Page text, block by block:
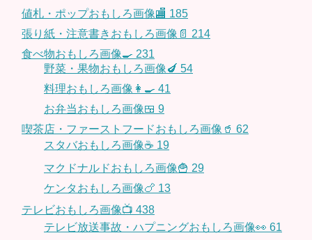
値札・ポップおもしろ画像🏬 185
張り紙・注意書きおもしろ画像📄 214
食べ物おもしろ画像🍳 231
野菜・果物おもしろ画像🍆 54
料理おもしろ画像👩‍🍳 41
お弁当おもしろ画像🍱 9
喫茶店・ファーストフードおもしろ画像🥤 62
スタバおもしろ画像☕️ 19
マクドナルドおもしろ画像🍟 29
ケンタおもしろ画像🍗 13
テレビおもしろ画像📺 438
テレビ放送事故・ハプニングおもしろ画像👀 61